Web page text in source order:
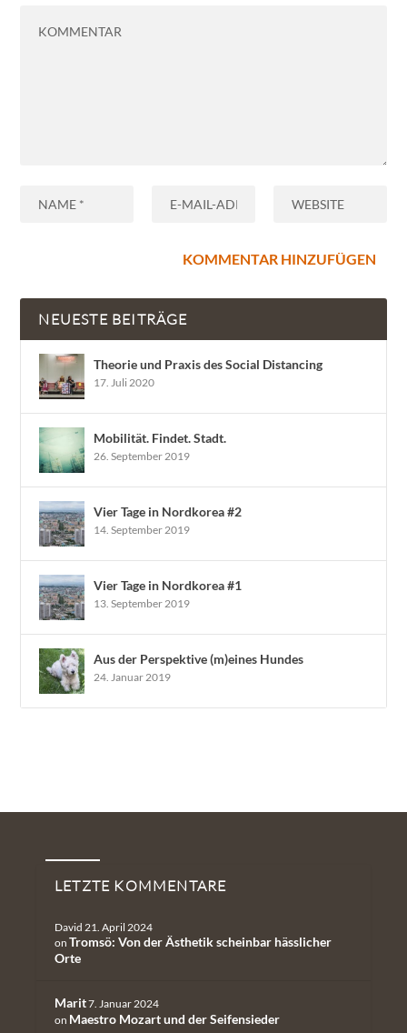
NEUESTE BEITRÄGE
Theorie und Praxis des Social Distancing
17. Juli 2020
Mobilität. Findet. Stadt.
26. September 2019
Vier Tage in Nordkorea #2
14. September 2019
Vier Tage in Nordkorea #1
13. September 2019
Aus der Perspektive (m)eines Hundes
24. Januar 2019
Neueste Kommentare
LETZTE KOMMENTARE
David 21. April 2024
on Tromsö: Von der Ästhetik scheinbar hässlicher
Orte
Marit7. Januar 2024
on Maestro Mozart und der Seifensieder